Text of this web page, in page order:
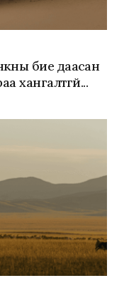
бие даасан
хангалтгүй...